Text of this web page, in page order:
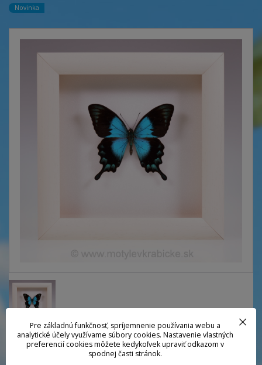
Novinka
Nádherný premenlivý vidlochvost z pralesov Juhovýchodnej ázie. Krídla
Pre základnú funkčnosť, spríjemnenie používania webu a
analytické účely využívame súbory cookies. Nastavenie vlastných
preferencií cookies môžete kedykoľvek upraviť odkazom v
spodnej časti stránok.